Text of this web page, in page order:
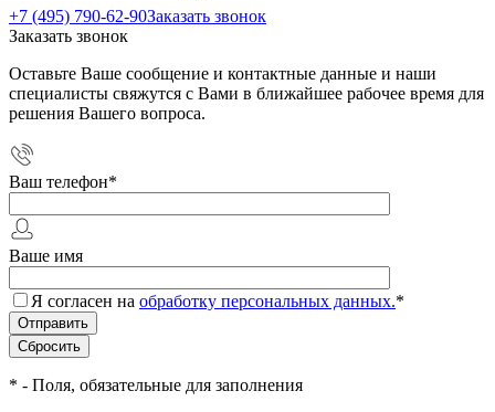
+7 (495) 790-62-90Заказать звонок
Заказать звонок
Оставьте Ваше сообщение и контактные данные и наши
специалисты свяжутся с Вами в ближайшее рабочее время для
решения Вашего вопроса.
Ваш телефон*
Ваше имя
Я согласен на обработку персональных данных.*
* - Поля, обязательные для заполнения